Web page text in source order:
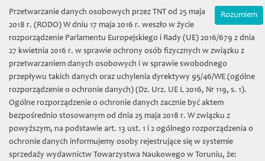
Zamówienia on-line
Wybierz język:
Mój koszyk | (0) 0 zł
Towarzystwo Naukowe w
Toruniu
Rozumiem
Przetwarzanie danych osobowych przez TNT od 25 maja
2018 r. (RODO) W dniu 17 maja 2016 r. weszło w życie
rozporządzenie Parlamentu Europejskiego i Rady (UE) 2016/679 z dnia
27 kwietnia 2016 r. w sprawie ochrony osób fizycznych w związku z
przetwarzaniem danych osobowych i w sprawie swobodnego
przepływu takich danych oraz uchylenia dyrektywy 95/46/WE (ogólne
rozporządzenie o ochronie danych) (Dz. Urz. UE L 2016, Nr 119, s. 1).
Ogólne rozporządzenie o ochronie danych zacznie być aktem
bezpośrednio stosowanym od dnia 25 maja 2018 r. W związku z
powyższym, na podstawie art. 13 ust. 1 i 2 ogólnego rozporządzenia o
ochronie danych informujemy osoby rejestrujące się w systemie
sprzedaży wydawnictw Towarzystwa Naukowego w Toruniu, że: